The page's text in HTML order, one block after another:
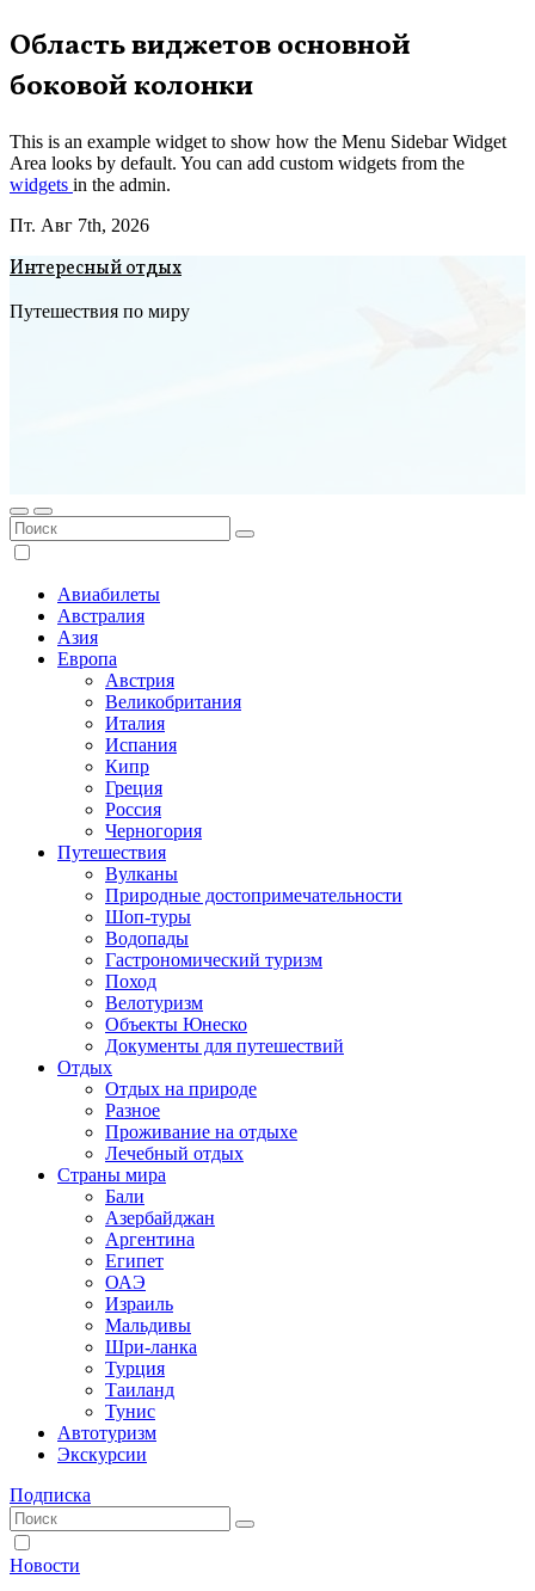
Перейти
к
содержимому
Область виджетов основной
боковой колонки
This is an example widget to show how the Menu Sidebar Widget
Area looks by default. You can add custom widgets from the
widgets in the admin.
Пт. Авг 7th, 2026
Интересный отдых
Путешествия по миру
Авиабилеты
Австралия
Азия
Европа
Австрия
Великобритания
Италия
Испания
Кипр
Греция
Россия
Черногория
Путешествия
Вулканы
Природные достопримечательности
Шоп-туры
Водопады
Гастрономический туризм
Поход
Велотуризм
Объекты Юнеско
Документы для путешествий
Отдых
Отдых на природе
Разное
Проживание на отдыхе
Лечебный отдых
Страны мира
Бали
Азербайджан
Аргентина
Египет
ОАЭ
Израиль
Мальдивы
Шри-ланка
Турция
Таиланд
Тунис
Автотуризм
Экскурсии
Подписка
Новости